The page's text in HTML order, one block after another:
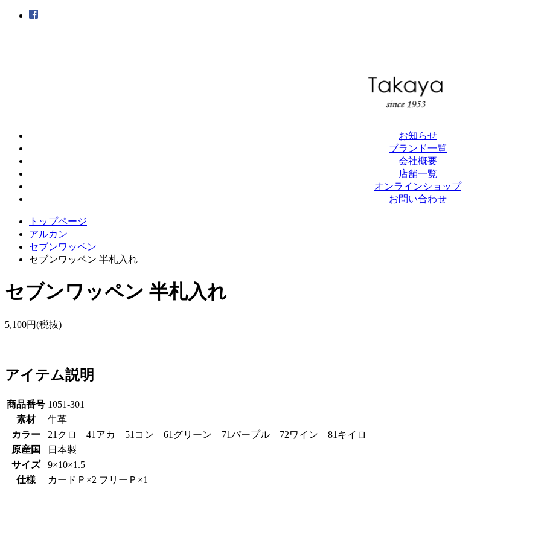
お知らせ
ブランド一覧
会社概要
店舗一覧
オンラインショップ
お問い合わせ
トップページ
アルカン
セブンワッペン
セブンワッペン 半札入れ
セブンワッペン 半札入れ
5,100円(税抜)
アイテム説明
商品番号 1051-301
素材
牛革
カラー
21クロ 41アカ 51コン 61グリーン 71パープル 72ワイン 81キイロ
原産国
日本製
サイズ
9×10×1.5
仕様
カードＰ×2 フリーＰ×1